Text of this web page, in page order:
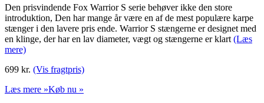
Den prisvindende Fox Warrior S serie behøver ikke den store
introduktion, Den har mange år være en af de mest populære karpe
stænger i den lavere pris ende. Warrior S stængerne er designet med
en klinge, der har en lav diameter, vægt og stængerne er klart (Læs
mere)
699 kr. (Vis fragtpris)
Læs mere »Køb nu »